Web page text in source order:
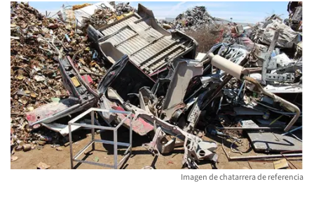
Imagen de chatarrera de referencia